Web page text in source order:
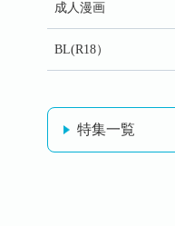
成人漫画
BL(R18）
特集一覧